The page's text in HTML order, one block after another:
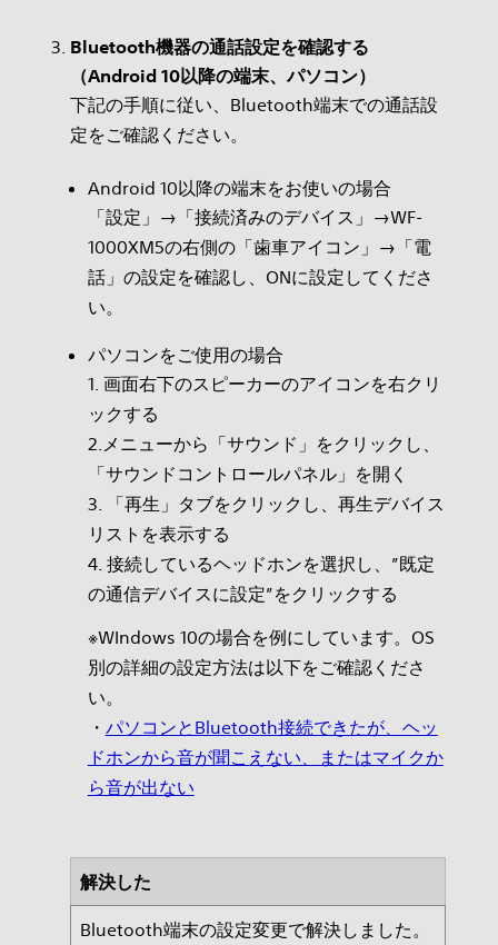
Bluetooth機器の通話設定を確認する
（Android 10以降の端末、パソコン）
下記の手順に従い、Bluetooth端末での通話設
定をご確認ください。
Android 10以降の端末をお使いの場合
「設定」→「接続済みのデバイス」→WF-
1000XM5の右側の「歯車アイコン」→「電
話」の設定を確認し、ONに設定してくださ
い。
パソコンをご使用の場合
1. 画面右下のスピーカーのアイコンを右クリ
ックする
2.メニューから「サウンド」をクリックし、
「サウンドコントロールパネル」を開く
3. 「再生」タブをクリックし、再生デバイス
リストを表示する
4. 接続しているヘッドホンを選択し、”既定
の通信デバイスに設定”をクリックする
※WIndows 10の場合を例にしています。OS
別の詳細の設定方法は以下をご確認くださ
い。
・ パソコンとBluetooth接続できたが、ヘッ
ドホンから音が聞こえない、またはマイクか
ら音が出ない
解決した
Bluetooth端末の設定変更で解決しました。